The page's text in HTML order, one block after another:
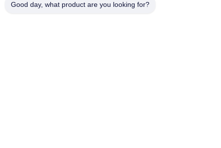
Good day, what product are you looking for?